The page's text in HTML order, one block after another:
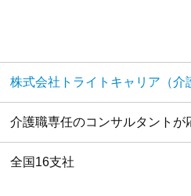
株式会社トライトキャリア（介
介護職専任のコンサルタント
全
(札幌/仙台/新潟/